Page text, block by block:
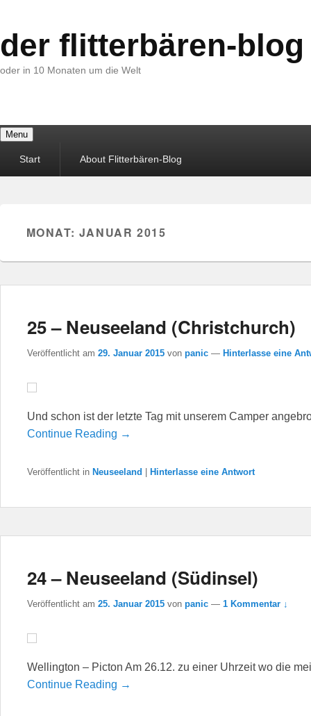
der flitterbären-blog
oder in 10 Monaten um die Welt
Menu
Start About Flitterbären-Blog
MONAT: JANUAR 2015
25 – Neuseeland (Christchurch)
Veröffentlicht am 29. Januar 2015 von panic — Hinterlasse eine
Und schon ist der letzte Tag mit unserem Camper
Continue Reading →
Veröffentlicht in Neuseeland Hinterlasse eine Antwort
24 – Neuseeland (Südinsel)
Veröffentlicht am 25. Januar 2015 von panic — 1 Kommentar ↓
Wellington – Picton Am 26.12. zu einer Uhrzeit wo die
Continue Reading →